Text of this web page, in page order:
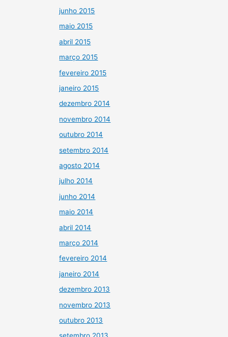
junho 2015
maio 2015
abril 2015
março 2015
fevereiro 2015
janeiro 2015
dezembro 2014
novembro 2014
outubro 2014
setembro 2014
agosto 2014
julho 2014
junho 2014
maio 2014
abril 2014
março 2014
fevereiro 2014
janeiro 2014
dezembro 2013
novembro 2013
outubro 2013